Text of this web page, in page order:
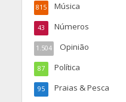
Música
815
Números
43
Opinião
1.504
Política
87
Praias & Pesca
95